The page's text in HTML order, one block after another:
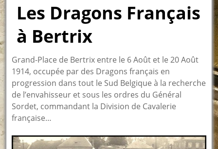
Les Dragons Français
à Bertrix
Grand-Place de Bertrix entre le 6 Août et le 20 Août
1914, occupée par des Dragons français en
progression dans tout le Sud Belgique à la recherche
de l’envahisseur et sous les ordres du Général
Sordet, commandant la Division de Cavalerie
française…